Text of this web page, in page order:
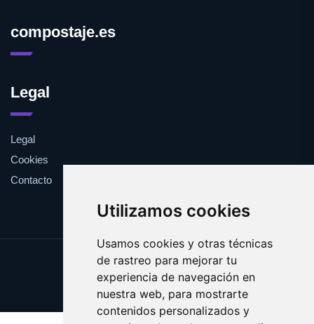
Utilizamos cookies
Usamos cookies y otras técnicas
de rastreo para mejorar tu
experiencia de navegación en
nuestra web, para mostrarte
contenidos personalizados y
compostaje.es
Legal
Legal
Cookies
Contacto
Update cookies preferences
Copyright © 2025 compostaje.es